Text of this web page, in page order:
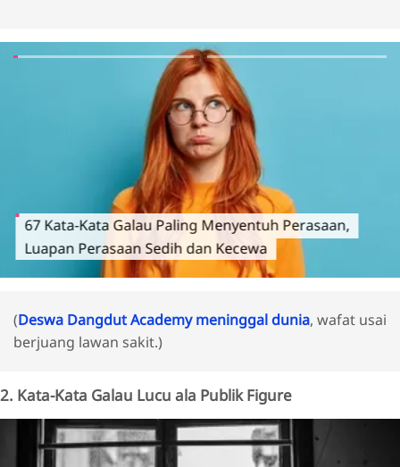
67 Kata-Kata Galau Paling Menyentuh Perasaan,
Luapan Perasaan Sedih dan Kecewa
(Deswa Dangdut Academy meninggal dunia, wafat usai
berjuang lawan sakit.)
2. Kata-Kata Galau Lucu ala Publik Figure